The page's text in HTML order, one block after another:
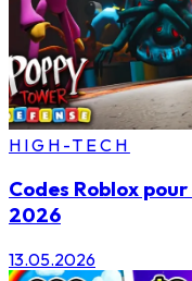
HIGH-TECH
Codes Roblox
2026
13.05.2026